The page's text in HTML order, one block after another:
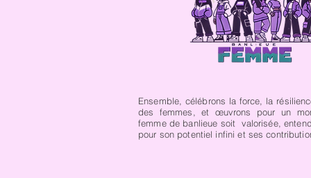
Ensemble, célébrons la force, la
des femmes, et œuvrons pour un
femme de banlieue soit valorisée,
pour son potentiel infini et ses